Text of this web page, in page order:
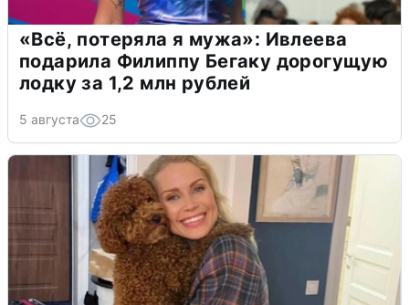
«Всё, потеряла я мужа»: Ивлеева
подарила Филиппу Бегаку дорогущую
лодку за 1,2 млн рублей
5 августа 25